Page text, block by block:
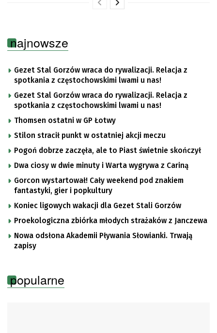
najnowsze
Gezet Stal Gorzów wraca do rywalizacji. Relacja z
spotkania z częstochowskimi lwami u nas!
Gezet Stal Gorzów wraca do rywalizacji. Relacja z
spotkania z częstochowskimi lwami u nas!
Thomsen ostatni w GP Łotwy
Stilon stracił punkt w ostatniej akcji meczu
Pogoń dobrze zaczęła, ale to Piast świetnie skończył
Dwa ciosy w dwie minuty i Warta wygrywa z Cariną
Gorcon wystartował! Cały weekend pod znakiem
fantastyki, gier i popkultury
Koniec ligowych wakacji dla Gezet Stali Gorzów
Proekologiczna zbiórka młodych strażaków z Janczewa
Nowa odsłona Akademii Pływania Słowianki. Trwają
zapisy
popularne